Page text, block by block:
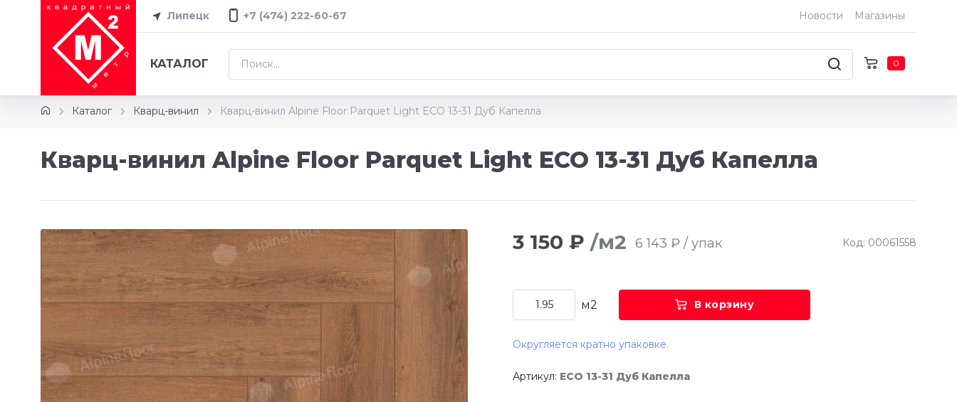
Липецк +7 (474) 222-60-67 Новости Магазины
КАТАЛОГ 0
Каталог Кварц-винил Кварц-винил Alpine Floor Parquet Light ECO 13-31 Дуб Капелла
Кварц-винил Alpine Floor Parquet Light ECO 13-31 Дуб Капелла
3 150 ₽ /м2 6 143 ₽ / упак Код: 00061558
м2 В корзину
Округляется кратно упаковке.
Артикул: ECO 13-31 Дуб Капелла